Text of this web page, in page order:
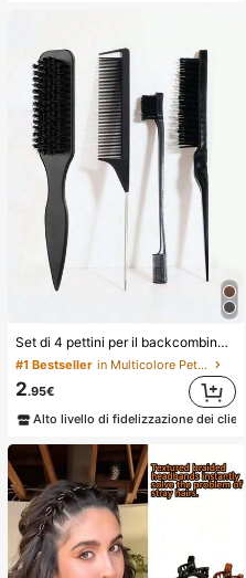
Set di 4 pettini per il backcombing, adatti per creare code di cavallo e chignon lisci, lisciare i capelli crespi, controllare la linea dei capelli, fare il backcombing e volumizzare lo styling. Testa del pettine a denti larghi comoda per dividere e separare i capelli. Adatto per saloni di bellezza, saloni di parrucchieri, viaggi, estetica
#1 Bestseller in Multicolore Pettini
2.95€
Alto livello di fidelizzazione dei clienti